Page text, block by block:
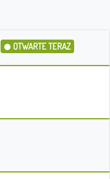
OTWARTE TERAZ